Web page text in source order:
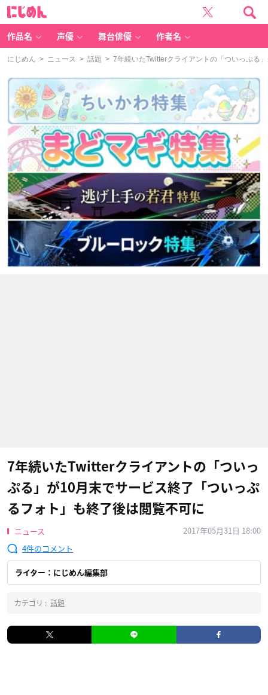
作品名 声優 舞台俳優 作者名
にじめん > ニュース > 話題 > 7年続いたTwitterクライアントの「ついっぷる
7年続いたTwitterクライアントの「ついっ
ぷる」が10月末でサービス終了「ついっぷ
るフォト」も終了後は閲覧不可に
ニュース
2017年05月31日 18:00
4
ライター：にじめん編集部
カテゴリ : 話題